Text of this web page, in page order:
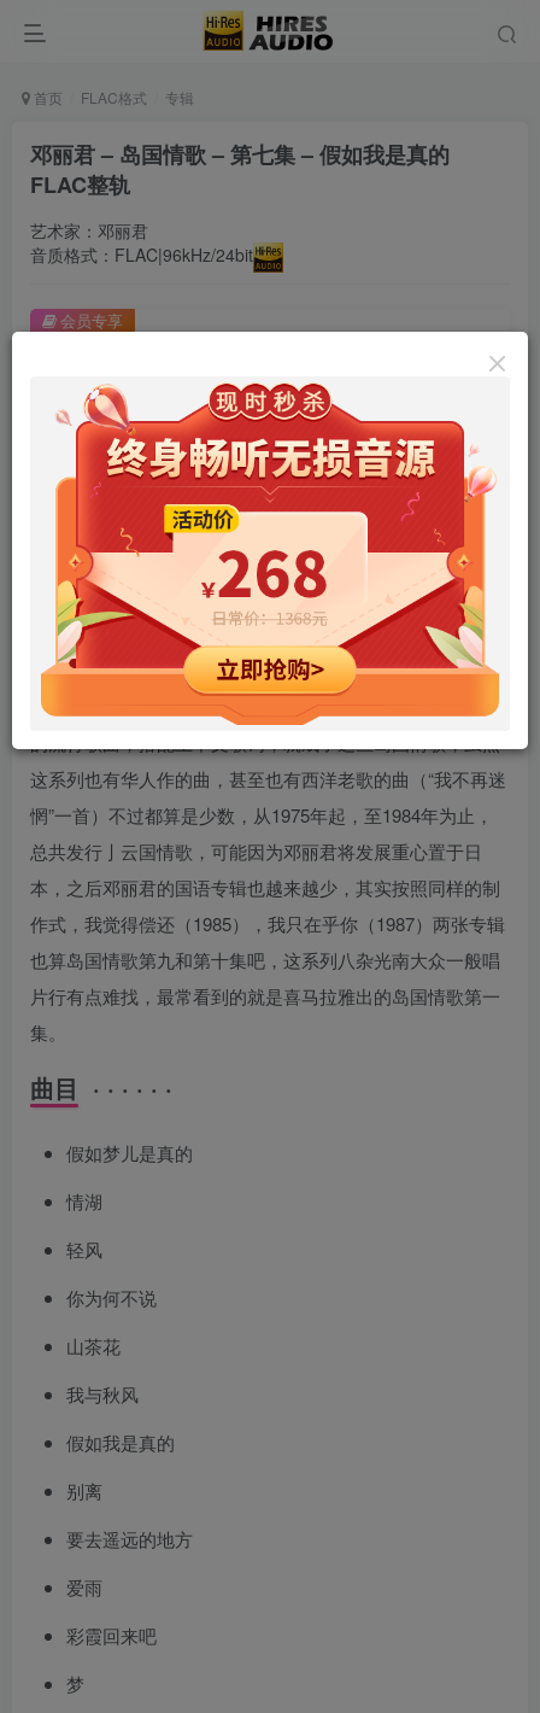
首页 FLAC格式 专辑
邓丽君 – 岛国情歌 – 第七集 – 假如我是真的
FLAC整轨
艺术家：邓丽君
音质格式：FLAC|96kHz/24bit
此内容为会员专享，请付费后查看
￥9.9 限时特惠
￥99
年卡会员免费 永久会员免费
立即购买
您当前未登录！建议登陆后购买，可保存购买订单
会员专享
简介 · · · · · ·
岛国情歌系列专辑，主要是由唱片公司选了一些日人写
这系列也有华人作的曲，甚至也有西洋老歌的曲（“我不再迷
惘”一首）不过都算是少数，从1975年起，至1984年为止，
总共发行亅云国情歌，可能因为邓丽君将发展重心置于日
本，之后邓丽君的国语专辑也越来越少，其实按照同样的制
作式，我觉得偿还（1985），我只在乎你（1987）两张专辑
也算岛国情歌第九和第十集吧，这系列八杂光南大众一般唱
片行有点难找，最常看到的就是喜马拉雅出的岛国情歌第一
集。
曲目 · · · · · ·
假如梦儿是真的
情湖
轻风
你为何不说
山茶花
我与秋风
假如我是真的
别离
要去遥远的地方
爱雨
彩霞回来吧
梦